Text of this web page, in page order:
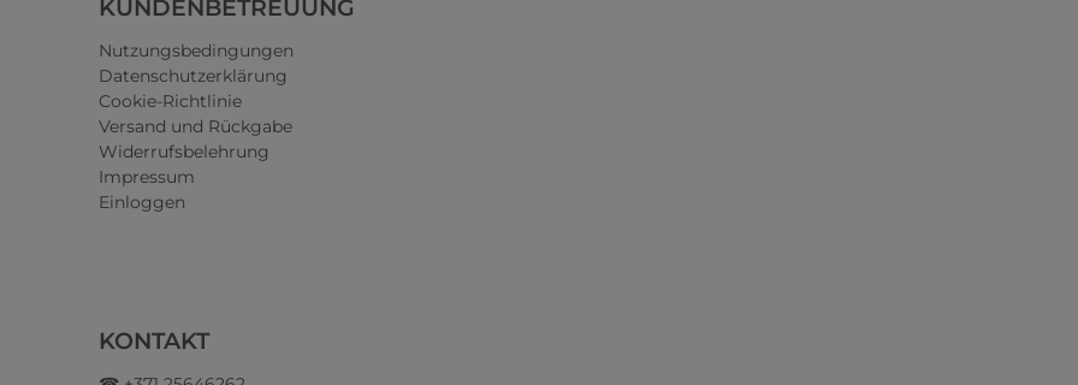
KUNDENBETREUUNG
Nutzungsbedingungen
Datenschutzerklärung
Cookie-Richtlinie
Versand und Rückgabe
Widerrufsbelehrung
Impressum
Einloggen
KONTAKT